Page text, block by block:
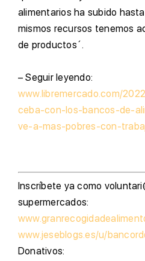
alimentarios ha subido
mismos recursos tenemos
de productos´.
– Seguir leyendo:
www.libremercado.com/
ceba-con-los-bancos-de-
ve-a-mas-pobres-con-
Inscríbete ya como
supermercados:
www.jeseblogs.es/u/
Donativos: